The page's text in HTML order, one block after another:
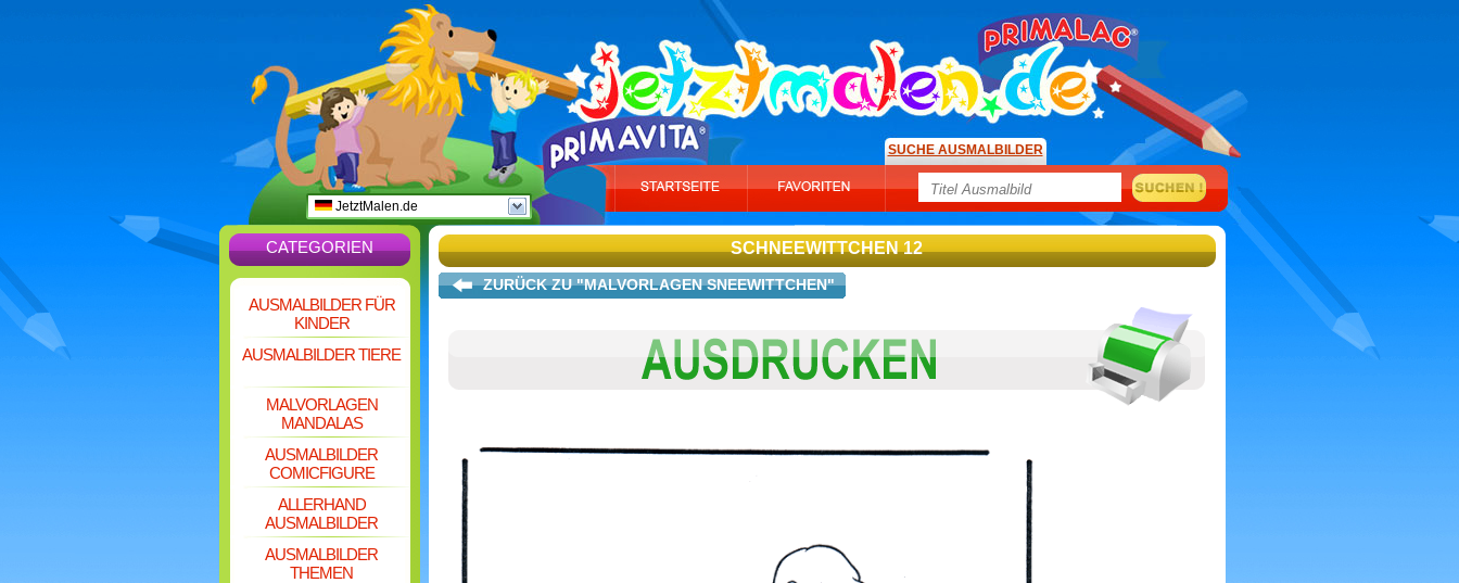
JetztMalen.de
SUCHE AUSMALBILDER
CATEGORIEN
AUSMALBILDER FÜR
KINDER
AUSMALBILDER TIERE
MALVORLAGEN
MANDALAS
AUSMALBILDER
COMICFIGURE
ALLERHAND
AUSMALBILDER
AUSMALBILDER
THEMEN
SCHNEEWITTCHEN 12
ZURÜCK ZU "MALVORLAGEN SNEEWITTCHEN"